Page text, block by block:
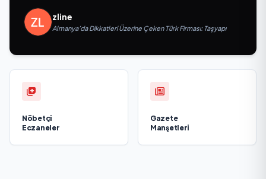
zline
Almanya’da Dikkatleri Üzerine Çeken Türk Firması: Taşyapı
Nöbetçi
Eczaneler
Gazete
Manşetleri